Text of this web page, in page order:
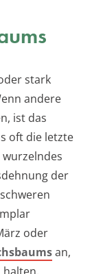
stark
andere
ist das
oft die letzte
der
oder
an,